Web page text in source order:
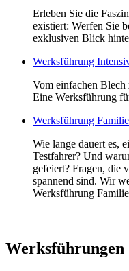
Erleben Sie die
existiert: Werfen Sie
exklusiven Blick
Werksführung
Vom einfachen Blech
Eine Werksführung
Werksführung Familie
Wie lange dauert es,
Testfahrer? Und
gefeiert? Fragen, die
spannend sind. Wir
Werksführung
Werksführungen